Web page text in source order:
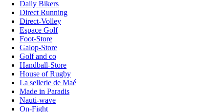
Daily Bikers
Direct Running
Direct-Volley
Espace Golf
Foot-Store
Galop-Store
Golf and co
Handball-Store
House of Rugby
La sellerie de Maé
Made in Paradis
Nauti-wave
On-Fight